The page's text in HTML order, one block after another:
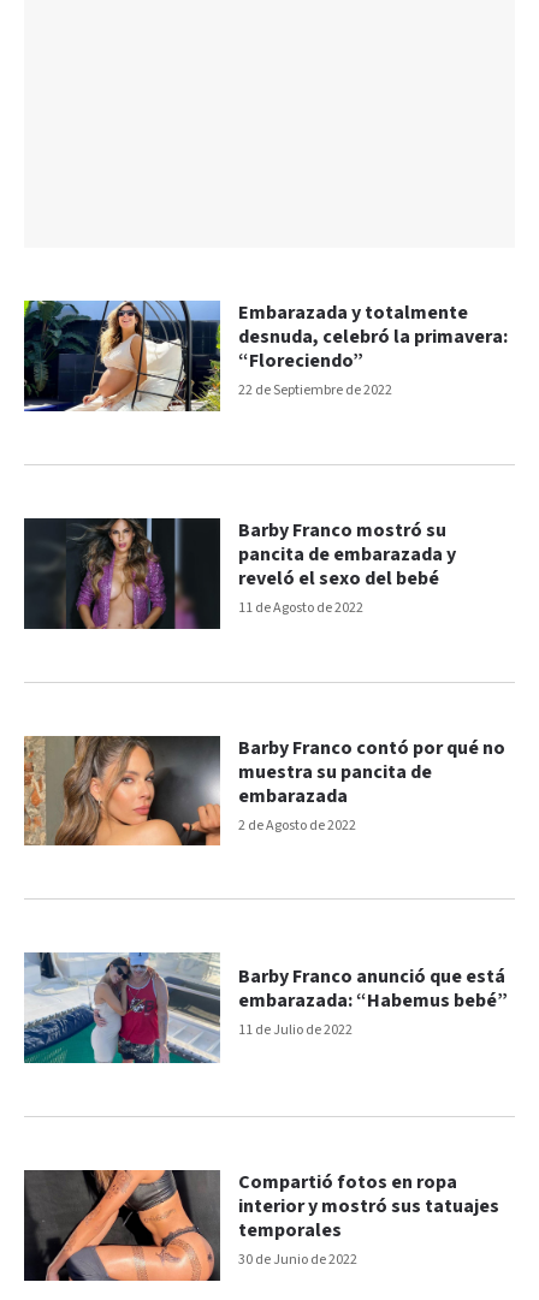
22 de Septiembre de 2022
Embarazada y totalmente
desnuda, celebró la primavera:
“Floreciendo”
11 de Agosto de 2022
Barby Franco mostró su
pancita de embarazada y
reveló el sexo del bebé
2 de Agosto de 2022
Barby Franco contó por qué no
muestra su pancita de
embarazada
11 de Julio de 2022
Barby Franco anunció que está
embarazada: “Habemus bebé”
30 de Junio de 2022
Compartió fotos en ropa
interior y mostró sus tatuajes
temporales